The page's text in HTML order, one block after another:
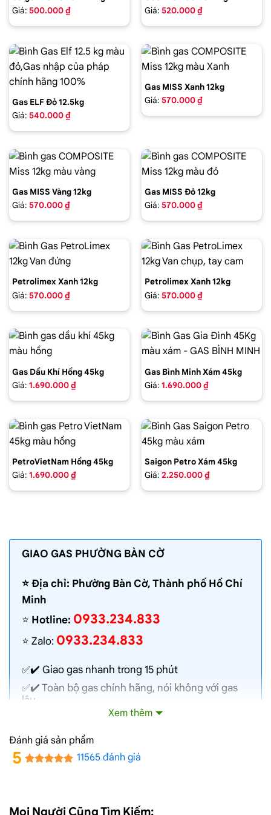
Giá: 500.000 ₫
Giá: 520.000 ₫
Gas ELF Đỏ 12.5kg
Giá: 540.000 ₫
Gas MISS Xanh 12kg
Giá: 570.000 ₫
Gas MISS Vàng 12kg
Giá: 570.000 ₫
Gas MISS Đỏ 12kg
Giá: 570.000 ₫
Petrolimex Xanh 12kg
Giá: 570.000 ₫
Petrolimex Xanh 12kg
Giá: 570.000 ₫
Gas Dầu Khí Hồng 45kg
Giá: 1.690.000 ₫
Gas Bình Minh Xám 45kg
Giá: 1.690.000 ₫
PetroVietNam Hồng 45kg
Giá: 1.690.000 ₫
Saigon Petro Xám 45kg
Giá: 2.250.000 ₫
GIAO GAS PHƯỜNG BÀN CỜ
⭐️ Địa chỉ: Phường Bàn Cờ, Thành phố Hồ Chí
Minh
⭐️ Hotline: 0933.234.833
⭐️ Zalo: 0933.234.833
✅✔️ Giao gas nhanh trong 15 phút
✅✔️ Toàn bộ gas chính hãng, nói không với gas
lậu
✅✔️ Gas đủ ký, chất lượng cao, bình gas được
✅✔️ Bán gas đúng giá niêm yết trên web
✅✔️ Giá gas cập nhật hàng ngày
Xem thêm
Đánh giá sản phẩm
5 11565 đánh giá
Mọi Người Cũng Tìm Kiếm: